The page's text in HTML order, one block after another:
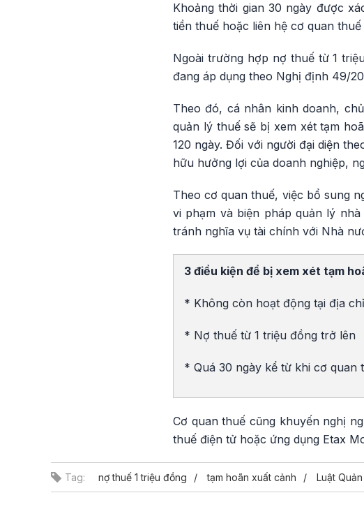
Khoảng thời gian 30 ngày được
tiền thuế hoặc liên hệ cơ quan
Ngoài trường hợp nợ thuế từ 1
đang áp dụng theo Nghị định 49/
Theo đó, cá nhân kinh doanh,
quản lý thuế sẽ bị xem xét tạm
120 ngày. Đối với người đại diện
hữu hưởng lợi của doanh nghiệp,
Theo cơ quan thuế, việc bổ sung
vi phạm và biện pháp quản lý
tránh nghĩa vụ tài chính với Nhà
3 điều kiện để bị xem xét tạm
* Không còn hoạt động tại địa
* Nợ thuế từ 1 triệu đồng trở lên
* Quá 30 ngày kể từ khi cơ
Cơ quan thuế cũng khuyến nghị
thuế điện tử hoặc ứng dụng Etax
Tag: nợ thuế 1 triệu đồng tạm hoãn xuất cảnh Luật